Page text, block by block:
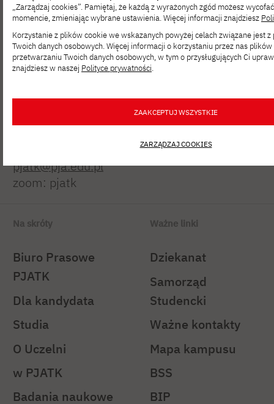
Polsko-Japońska Akademia
Technik Komputerowych
pjatk@pja.edu.pl
zoom: pjatk
Na skróty
Biuro Prasowe
PJATK
Dla kandydata
Studia
O Uczelni
w PJATK
Badania naukowe
Ważne linki
Dziekanat
Samorząd
Studencki
Ważne kontakty
Mapa kampusu
BSS
BIP
„Zarządzaj cookies”. Pamiętaj, że każdą z wyrażonych zgód możesz
momencie, zmieniając wybrane ustawienia. Więcej informacji znajdziesz
Korzystanie z plików cookie we wskazanych powyżej celach związane jest
Twoich danych osobowych. Więcej informacji o korzystaniu przez nas
przetwarzaniu Twoich danych osobowych, w tym o przysługujących Ci
znajdziesz w naszej Polityce prywatności.
ZAAKCEPTUJ WSZYSTKIE
ZARZĄDZAJ COOKIES